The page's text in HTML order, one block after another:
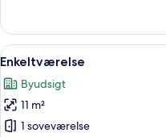
Indlæs
alle
billeder
af
Enkeltværelse
5
Enkeltværelse
Byudsigt
11 m²
1 soveværelse